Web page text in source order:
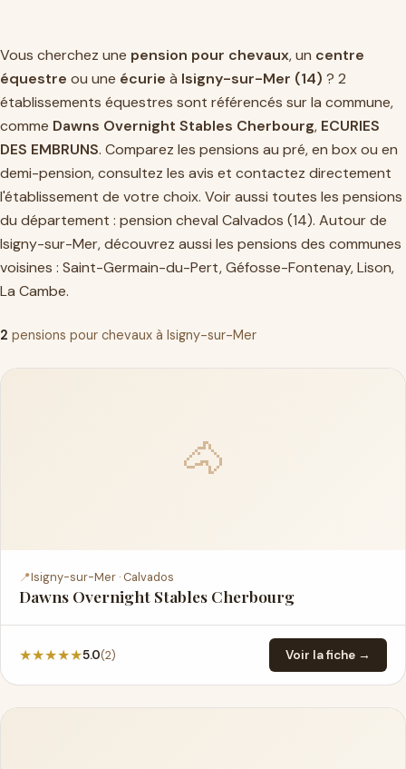
Vous cherchez une pension pour chevaux, un centre
équestre ou une écurie à Isigny-sur-Mer (14) ? 2
établissements équestres sont référencés sur la commune,
comme Dawns Overnight Stables Cherbourg, ECURIES
DES EMBRUNS. Comparez les pensions au pré, en box ou en
demi-pension, consultez les avis et contactez directement
l'établissement de votre choix. Voir aussi toutes les pensions
du département : pension cheval Calvados (14). Autour de
Isigny-sur-Mer, découvrez aussi les pensions des communes
voisines : Saint-Germain-du-Pert,Géfosse-Fontenay,Lison,
La Cambe.
2 pensions pour chevaux à Isigny-sur-Mer
🐴
📍Isigny-sur-Mer · Calvados
Dawns Overnight Stables Cherbourg
★★★★★5.0(2) Voir la fiche →